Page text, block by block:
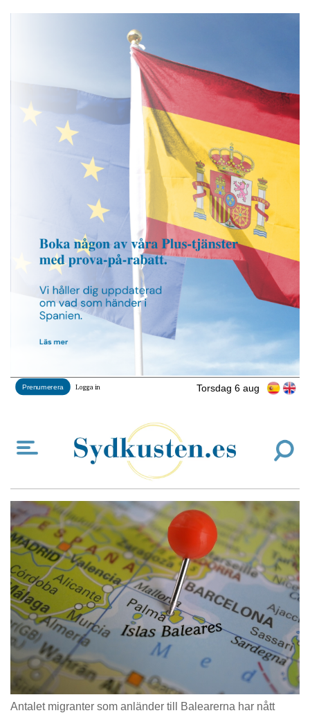
Torsdag 6 aug
Prenumerera Logga in
Antalet migranter som anländer till Balearerna har nått